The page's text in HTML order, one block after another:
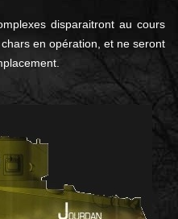
disparaitront au cours
en opération, et ne seront